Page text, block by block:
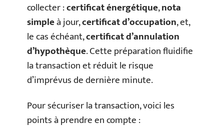
collecter :certificat énergétique,nota
simpleà jour,certificat d’occupation, et,
le cas échéant,certificat d’annulation
d’hypothèque. Cette préparation fluidifie
la transaction et réduit le risque
d’imprévus de dernière minute.
Pour sécuriser la transaction, voici les
points à prendre en compte :